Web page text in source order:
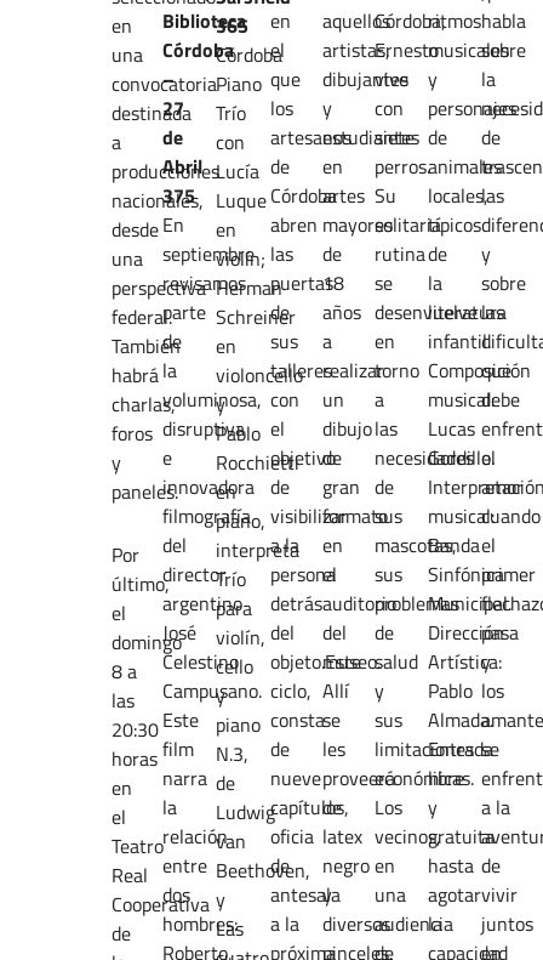
en
una
convocatoria
destinada
a
producciones
nacionales,
desde
una
perspectiva
federal.
También
habrá
charlas,
foros
y
paneles.
Por
último,
el
domingo
8 a
las
20:30
horas
en
el
Teatro
Real
Cooperativa
de
Biblioteca
Córdoba
–
27
de
Abril
375
En
septiembre
revisamos
parte
de
la
voluminosa,
disruptiva
e
innovadora
filmografía
del
director
argentino
José
Celestino
Campusano.
Este
film
narra
la
relación
entre
dos
hombres:
Roberto,
365
Córdoba
Piano
Trío
con
Lucía
Luque
en
violín;
Herman
Schreiner
en
violoncello
y
Pablo
Rocchietti
en
piano,
interpreta
Trío
para
violín,
cello
y
piano
N.3,
de
Ludwig
van
Beethoven,
y
Las
en
el
que
los
artesanos
de
Córdoba
abren
las
puertas
de
sus
talleres
con
el
objetivo
de
visibilizar
a la
persona
detrás
del
objeto.Este
ciclo,
consta
de
nueve
capítulos,
oficia
de
antesala
a la
próxima
aquellos
artistas,
dibujantes
y
estudiantes
en
artes
mayores
de
18
años
a
realizar
un
dibujo
de
gran
formato
en
el
auditorio
del
museo.
Allí
se
les
proveerá
de
latex
negro
y
diversos
pinceles.
Córdoba,
Ernesto
vive
con
siete
perros.
Su
solitaria
rutina
se
desenvuelve
en
torno
a
las
necesidades
de
sus
mascotas,
sus
problemas
de
salud
y
sus
limitaciones
económicas.
Los
vecinos,
en
una
audiencia
de
ritmos
musicales
y
personajes
de
animales
locales,
típicos
de
la
literatura
infantil.
Composición
musical:
Lucas
Gordillo.
musical:
Banda
Sinfónica
Municipal.
Dirección
Artística:
Pablo
Almada.
Entrada
libre
y
gratuita
hasta
agotar
la
capacidad
habla
sobre
la
de
las
y
sobre
las
que
debe
el
amor
cuando
el
primer
pasa
y
los
se
a la
de
vivir
juntos
en